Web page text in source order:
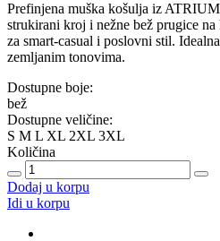
Prefinjena muška košulja iz
strukirani kroj i nežne bež prugice
za smart-casual i poslovni stil.
zemljanim tonovima.
Dostupne boje:
bež
Dostupne veličine:
S M L XL 2XL 3XL
Količina
Dodaj u korpu
Idi u korpu